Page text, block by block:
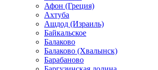
Афон (Греция)
Ахтуба
Ашдод (Израиль)
Байкальское
Балаково
Балаково (Хвалынск)
Барабаново